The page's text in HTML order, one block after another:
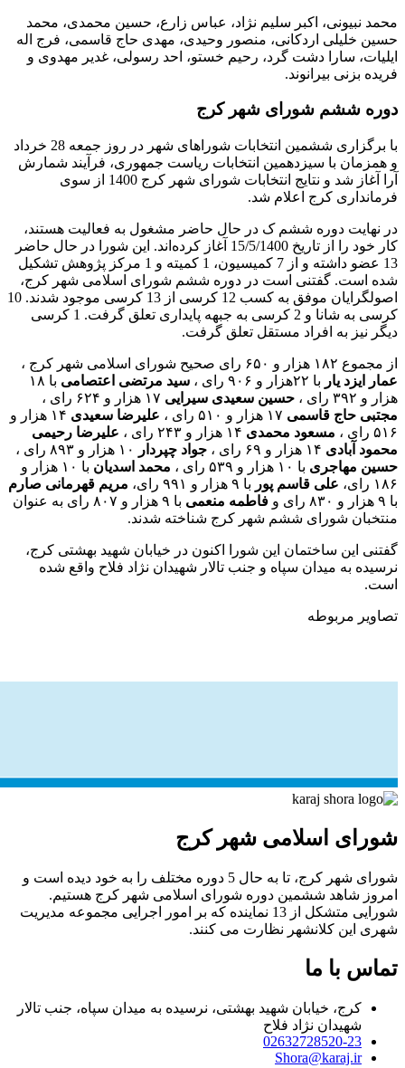
محمد نبیونی، اکبر سلیم نژاد، عباس زارع، حسین محمدی، محمد
حسین خلیلی اردکانی، منصور وحیدی، مهدی حاج قاسمی، فرج اله
ایلیات، سارا دشت گرد، رحیم خستو، احد رسولی، غدیر مهدوی و
فریده بزنی بیرانوند.
دوره ششم شورای شهر کرج
با برگزاری ششمین انتخابات شوراهای شهر در روز جمعه 28 خرداد
و همزمان با سیزدهمین انتخابات ریاست جمهوری، فرآیند شمارش
آرا آغاز شد و نتایج انتخابات شورای شهر کرج 1400 از سوی
فرمانداری کرج اعلام شد.
در نهایت دوره ششم ک در حال حاضر مشغول به فعالیت هستند،
کار خود را از تاریخ 15/5/1400 آغاز کرده‌اند. این شورا در حال حاضر
13 عضو داشته و از 7 کمیسیون، 1 کمیته و 1 مرکز پژوهش تشکیل
شده است. گفتنی است در دوره ششم شورای اسلامی شهر کرج،
اصولگرایان موفق به کسب 12 کرسی از 13 کرسی موجود شدند. 10
کرسی به شانا و 2 کرسی به جبهه پایداری تعلق گرفت. 1 کرسی
دیگر نیز به افراد مستقل تعلق گرفت.
از مجموع ۱۸۲ هزار و ۶۵۰ رای صحیح شورای اسلامی شهر کرج ،
عمار ایزد یار با ۲۲هزار و ۹۰۶ رای ، سید مرتضی اعتصامی
با ۱۸
هزار و ۳۹۲ رای ،
حسین سعیدی سیرایی
مجتبی حاج قاسمی
علیرضا سعیدی
۱۴ هزار و
۵۱۶ رای ،
مسعود محمدی
علیرضا رحیمی
محمود آبادی
جواد چپردار
حسین مهاجری با ۱۰ هزار و ۵۳۹ رای ، محمد اسدیان
با ۱۰ هزار و
۱۸۶ رای،
علی قاسم پور با ۹ هزار و ۹۹۱ رای،
مریم قهرمانی صارم
با ۹ هزار و ۸۳۰ رای و
فاطمه منعمی
با ۹ هزار و ۸۰۷ رای به عنوان
منتخبان شورای ششم شهر کرج شناخته شدند.
گفتنی این ساختمان این شورا اکنون در خیابان شهید بهشتی کرج،
نرسیده به میدان سپاه و جنب تالار شهیدان نژاد فلاح واقع شده
است.
تصاویر مربوطه
شورای اسلامی شهر کرج
شورای شهر کرج، تا به حال 5 دوره مختلف را به خود دیده است و
امروز شاهد ششمین دوره شورای اسلامی شهر کرج هستیم.
شورایی متشکل از 13 نماینده که بر امور اجرایی مجموعه مدیریت
شهری این کلانشهر نظارت می کنند.
تماس با ما
کرج، خیابان شهید بهشتی، نرسیده به میدان سپاه، جنب تالار
شهیدان نژاد فلاح
02632728520-23
Shora@karaj.ir